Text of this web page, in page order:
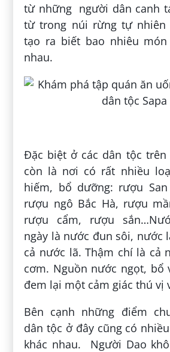
từ những người dân canh
từ trong núi rừng tự nhiên
tạo ra biết bao nhiêu món
nhau.
Đặc biệt ở các dân tộc trên
còn là nơi có rất nhiều
hiếm, bổ dưỡng: rượu
rượu ngô Bắc Hà, rượu
rượu cẩm, rượu
ngày là nước đun sôi, nước
cả nước lã. Thậm chí là cả
cơm. Nguồn nước ngọt, bổ
đem lại một cảm giác thú vị
Bên cạnh những điểm
dân tộc ở đây cũng có
khác nhau. Người Dao